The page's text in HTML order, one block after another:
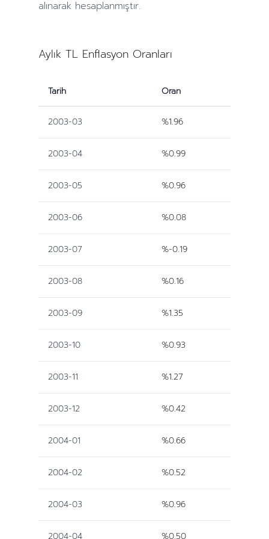
alınarak hesaplanmıştır.
Aylık TL Enflasyon Oranları
Tarih Oran
2003-03 %1.96
2003-04 %0.99
2003-05 %0.96
2003-06 %0.08
2003-07 %-0.19
2003-08 %0.16
2003-09 %1.35
2003-10 %0.93
2003-11 %1.27
2003-12 %0.42
2004-01 %0.66
2004-02 %0.52
2004-03 %0.96
2004-04 %0.50